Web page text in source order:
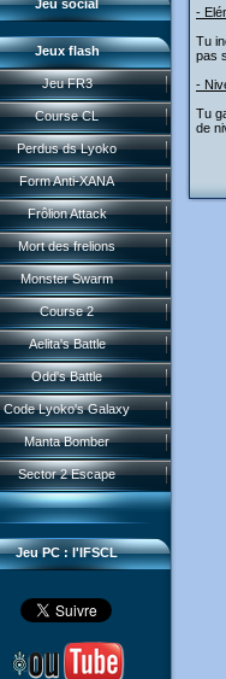
Jeu social
Jeux flash
Jeu FR3
Course CL
Perdus ds Lyoko
Form Anti-XANA
Frôlion Attack
Mort des frelions
Monster Swarm
Course 2
Aelita's Battle
Odd's Battle
Code Lyoko's Galaxy
Manta Bomber
Sector 2 Escape
Jeu PC : l'IFSCL
Présentation
News IFSCL
Le créateur
Médias
Questions fréquentes
Téléchargements
Réseau IFSCL
-
Tu
pas
-
Tu
de